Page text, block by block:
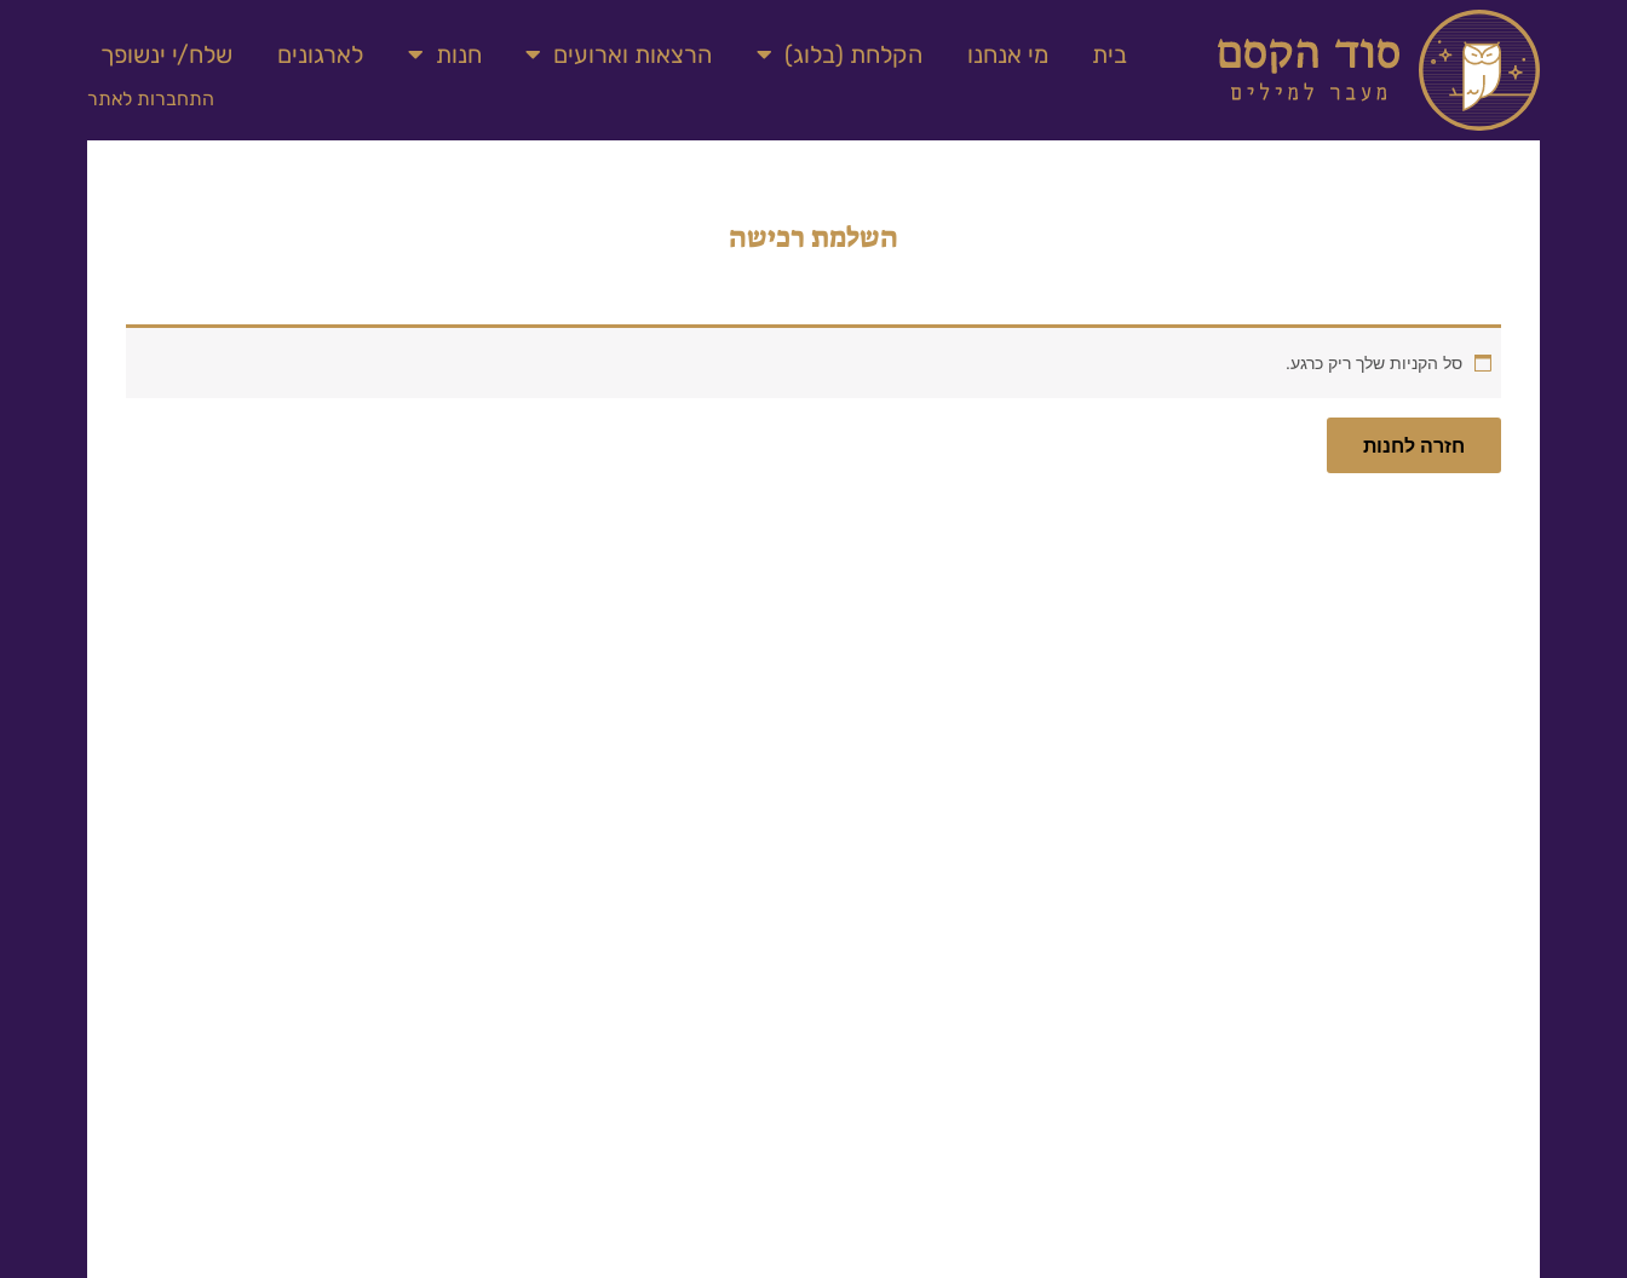
בית מי אנחנו הקלחת (בלוג) הרצאות וארועים חנות לארגונים שלח/י ינשופך
התחברות לאתר
השלמת רכישה
סל הקניות שלך ריק כרגע.
חזרה לחנות